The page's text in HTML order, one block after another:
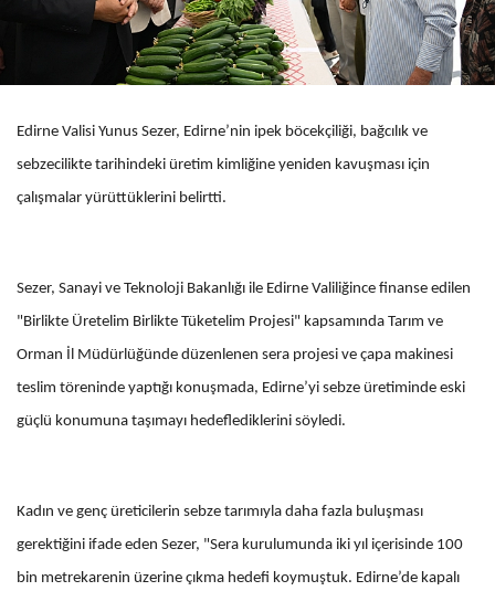
Edirne Valisi Yunus Sezer, Edirne’nin ipek böcekçiliği, bağcılık ve
sebzecilikte tarihindeki üretim kimliğine yeniden kavuşması için
çalışmalar yürüttüklerini belirtti.
Sezer, Sanayi ve Teknoloji Bakanlığı ile Edirne Valiliğince finanse edilen
"Birlikte Üretelim Birlikte Tüketelim Projesi" kapsamında Tarım ve
Orman İl Müdürlüğünde düzenlenen sera projesi ve çapa makinesi
teslim töreninde yaptığı konuşmada, Edirne’yi sebze üretiminde eski
güçlü konumuna taşımayı hedeflediklerini söyledi.
Kadın ve genç üreticilerin sebze tarımıyla daha fazla buluşması
gerektiğini ifade eden Sezer, "Sera kurulumunda iki yıl içerisinde 100
bin metrekarenin üzerine çıkma hedefi koymuştuk. Edirne’de kapalı